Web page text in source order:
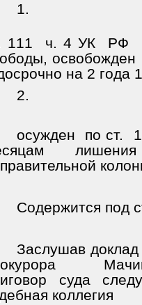
1.
111 ч. 4 УК РФ
освобожден
на 2 года
2.
осужден по ст.
Содержится под
Заслушав доклад
суда
коллегия